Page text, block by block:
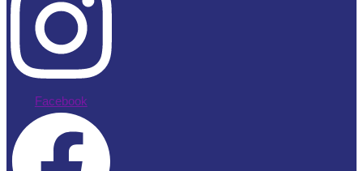
Facebook